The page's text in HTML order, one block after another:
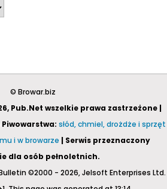
© Browar.biz
Pub.Net wszelkie prawa zastrzeżone |
słód, chmiel, drożdże i sprzęt
i w browarze | Serwis przeznaczony
dla osób pełnoletnich.
©2000 - 2026, Jelsoft Enterprises Ltd.